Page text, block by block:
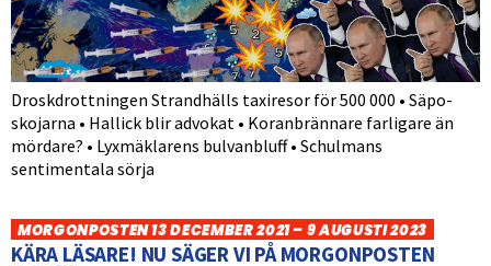
Droskdrottningen Strandhälls taxiresor för 500 000 • Säpo-
skojarna • Hallick blir advokat • Koranbrännare farligare än
mördare? • Lyxmäklarens bulvanbluff • Schulmans
sentimentala sörja
MORGONPOSTEN 13 DECEMBER 2021 – 9 AUGUSTI 2023
KÄRA LÄSARE! NU SÄGER VI PÅ MORGONPOSTEN